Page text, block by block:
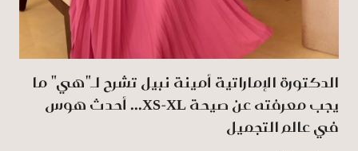
الدكتورة الإماراتية أمينة نبيل تشرح لـ"هي" ما
يجب معرفته عن صيحة XS-XL... أحدث هوس
في عالم التجميل